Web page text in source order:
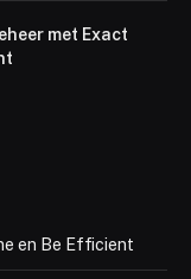
met Exact
en Be Efficient